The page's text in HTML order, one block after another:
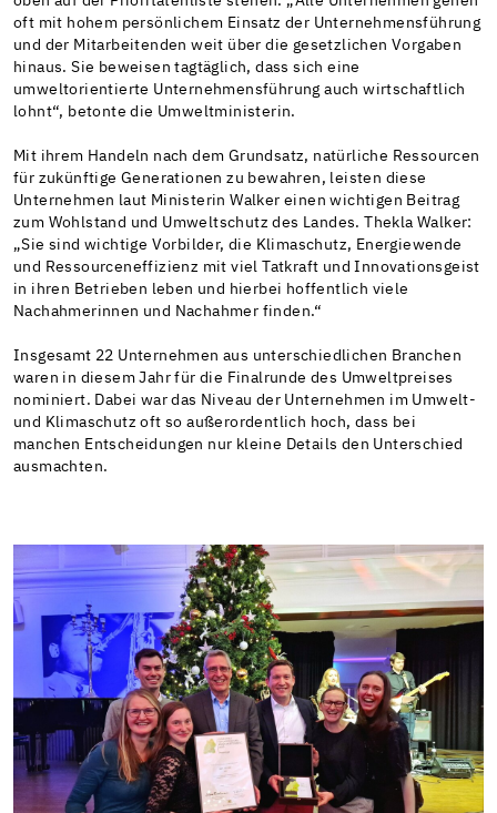
oft mit hohem persönlichem Einsatz der Unternehmensführung
und der Mitarbeitenden weit über die gesetzlichen Vorgaben
hinaus. Sie beweisen tagtäglich, dass sich eine
umweltorientierte Unternehmensführung auch wirtschaftlich
lohnt“, betonte die Umweltministerin.
Mit ihrem Handeln nach dem Grundsatz, natürliche Ressourcen
für zukünftige Generationen zu bewahren, leisten diese
Unternehmen laut Ministerin Walker einen wichtigen Beitrag
zum Wohlstand und Umweltschutz des Landes. Thekla Walker:
„Sie sind wichtige Vorbilder, die Klimaschutz, Energiewende
und Ressourceneffizienz mit viel Tatkraft und Innovationsgeist
in ihren Betrieben leben und hierbei hoffentlich viele
Nachahmerinnen und Nachahmer finden.“
Insgesamt 22 Unternehmen aus unterschiedlichen Branchen
waren in diesem Jahr für die Finalrunde des Umweltpreises
nominiert. Dabei war das Niveau der Unternehmen im Umwelt-
und Klimaschutz oft so außerordentlich hoch, dass bei
manchen Entscheidungen nur kleine Details den Unterschied
ausmachten.